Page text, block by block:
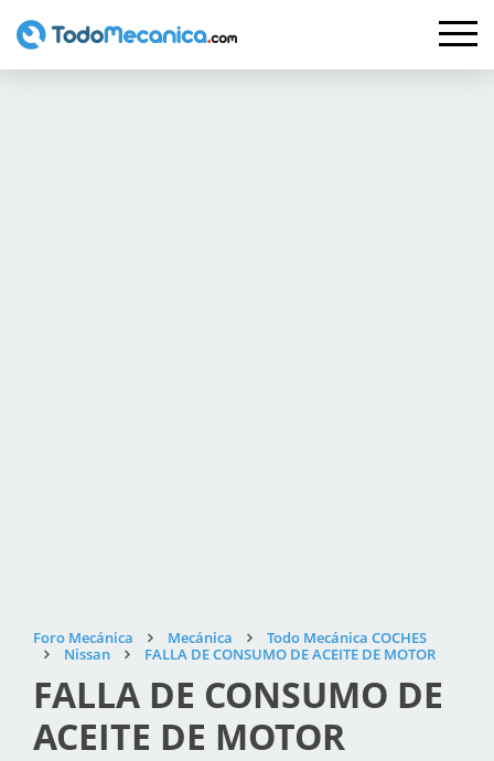
Foro Mecánica Mecánica
Todo Mecánica COCHES
Nissan
FALLA DE CONSUMO DE ACEITE DE MOTOR
FALLA DE CONSUMO DE
ACEITE DE MOTOR